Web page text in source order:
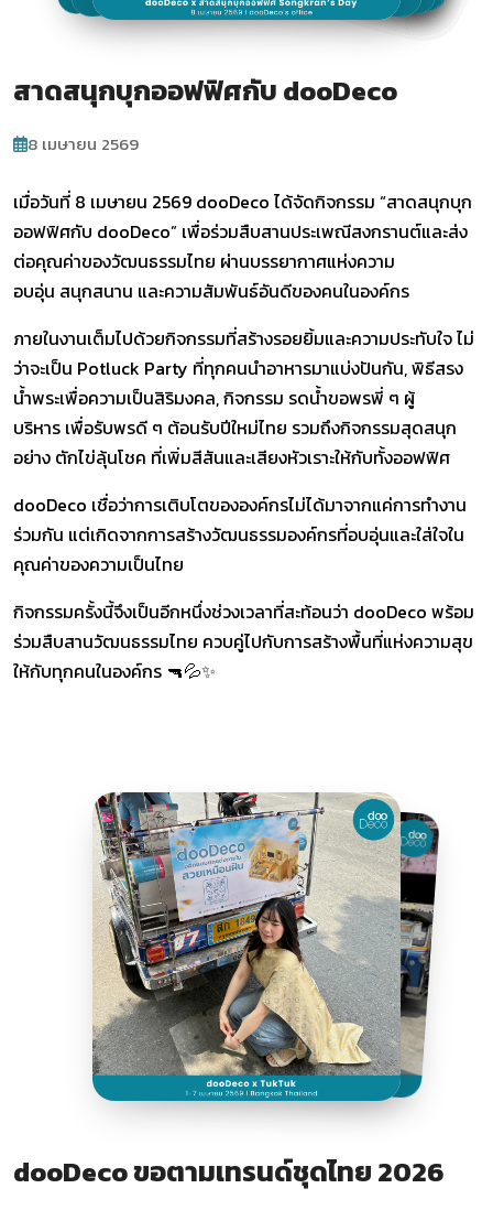
สาดสนุกบุกออฟฟิศกับ dooDeco
8 เมษายน 2569
เมื่อวันที่ 8 เมษายน 2569 dooDeco ได้จัดกิจกรรม “สาดสนุกบุก
ออฟฟิศกับ dooDeco” เพื่อร่วมสืบสานประเพณีสงกรานต์และส่ง
ต่อคุณค่าของวัฒนธรรมไทย ผ่านบรรยากาศแห่งความ
อบอุ่น สนุกสนาน และความสัมพันธ์อันดีของคนในองค์กร
ภายในงานเต็มไปด้วยกิจกรรมที่สร้างรอยยิ้มและความประทับใจ ไม่
ว่าจะเป็น Potluck Party ที่ทุกคนนำอาหารมาแบ่งปันกัน,พิธีสรง
น้ำพระเพื่อความเป็นสิริมงคล, กิจกรรม รดน้ำขอพรพี่ ๆ ผู้
บริหาร เพื่อรับพรดี ๆ ต้อนรับปีใหม่ไทย รวมถึงกิจกรรมสุดสนุก
อย่าง ตักไข่ลุ้นโชค ที่เพิ่มสีสันและเสียงหัวเราะให้กับทั้งออฟฟิศ
dooDeco เชื่อว่าการเติบโตขององค์กรไม่ได้มาจากแค่การทำงาน
ร่วมกัน แต่เกิดจากการสร้างวัฒนธรรมองค์กรที่อบอุ่นและใส่ใจใน
คุณค่าของความเป็นไทย
กิจกรรมครั้งนี้จึงเป็นอีกหนึ่งช่วงเวลาที่สะท้อนว่า dooDeco พร้อม
ร่วมสืบสานวัฒนธรรมไทย ควบคู่ไปกับการสร้างพื้นที่แห่งความสุข
ให้กับทุกคนในองค์กร 🔫💦✨
dooDeco ขอตามเทรนด์ชุดไทย 2026